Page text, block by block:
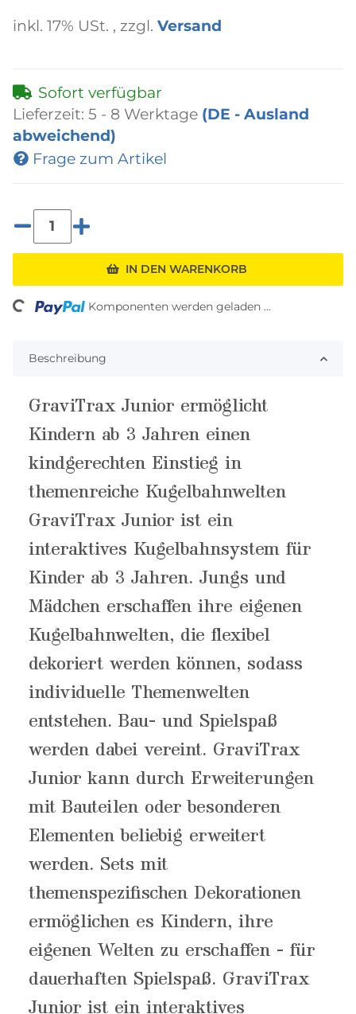
inkl. 17% USt. , zzgl. Versand
Sofort verfügbar
Lieferzeit: 5 - 8 Werktage (DE - Ausland
abweichend)
Frage zum Artikel
IN DEN WARENKORB
Loading... Komponenten werden geladen ...
Beschreibung
GraviTrax Junior ermöglicht
Kindern ab 3 Jahren einen
kindgerechten Einstieg in
themenreiche Kugelbahnwelten
GraviTrax Junior ist ein
interaktives Kugelbahnsystem für
Kinder ab 3 Jahren. Jungs und
Mädchen erschaffen ihre eigenen
Kugelbahnwelten, die flexibel
dekoriert werden können, sodass
individuelle Themenwelten
entstehen. Bau- und Spielspaß
werden dabei vereint. GraviTrax
Junior kann durch Erweiterungen
mit Bauteilen oder besonderen
Elementen beliebig erweitert
werden. Sets mit
themenspezifischen Dekorationen
ermöglichen es Kindern, ihre
eigenen Welten zu erschaffen - für
dauerhaften Spielspaß. GraviTrax
Junior ist ein interaktives